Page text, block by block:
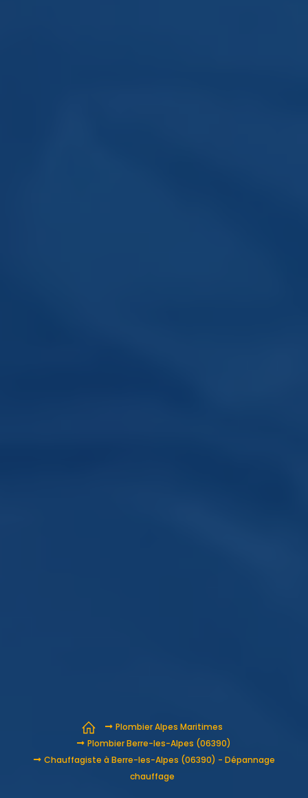
Plombier Alpes Maritimes
Plombier Berre-les-Alpes (06390)
Chauffagiste à Berre-les-Alpes (06390) - Dépannage
chauffage